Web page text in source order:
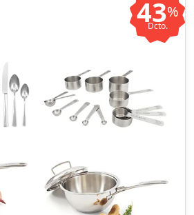
43%
Dcto.